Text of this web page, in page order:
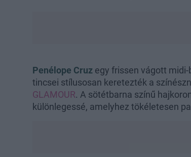
Penélope Cruz egy frissen vágott
tincsei stílusosan keretezték a
GLAMOUR. A sötétbarna színű
különlegessé, amelyhez tökéletesen